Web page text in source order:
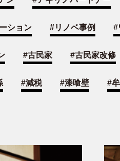
ション #リノベ事例 #
#古民家 #古民家改修
#減税 #漆喰壁 #